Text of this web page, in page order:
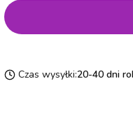
Czas wysyłki:20-40 dni